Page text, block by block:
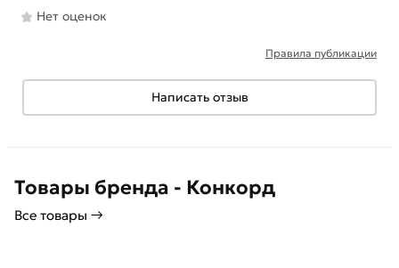
Нет оценок
Правила публикации
Написать отзыв
Товары бренда - Конкорд
Все товары →